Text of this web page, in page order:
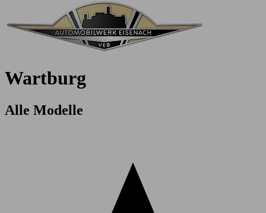
Wartburg
Alle Modelle